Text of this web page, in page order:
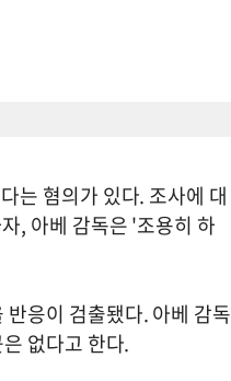
는 혐의가 있다. 조사에 대
, 아베 감독은 '조용히 하
응이 검출됐다. 아베 감독
없다고 한다.